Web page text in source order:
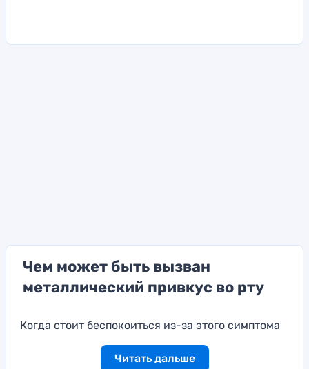
Чем может быть вызван
металлический привкус во рту
Когда стоит беспокоиться из-за этого симптома
Читать дальше